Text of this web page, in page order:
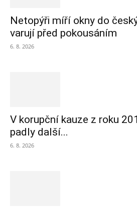
Netopýři míří okny do
varují před pokousáním
6. 8. 2026
V korupční kauze z roku
padly další...
6. 8. 2026